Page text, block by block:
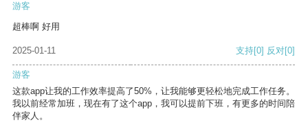
游客
超棒啊 好用
2025-01-11 支持[0] 反对[0]
游客
这款app让我的工作效率提高了50%，让我能够更轻松地完成工作任务。
我以前经常加班，现在有了这个app，我可以提前下班，有更多的时间陪
伴家人。